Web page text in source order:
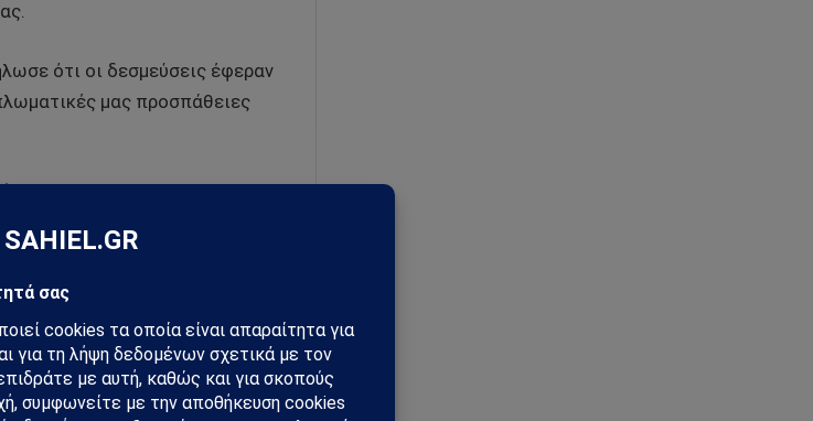
ότι οι δεσμεύσεις έφεραν
μας προσπάθειες
ο αξιωματούχος. “Η ΛΔΚ
εμείς θα συνεχίσουμε να
της Βουλής των
το Σάββατο.
την Κίνα”, ανέφερε σε δήλωσή